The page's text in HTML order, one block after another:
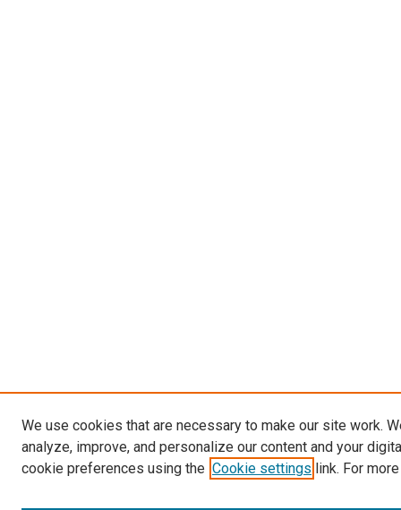
We use cookies that are necessary to make our site work.
analyze, improve, and personalize our content and your
cookie preferences using the Cookie settings link. For